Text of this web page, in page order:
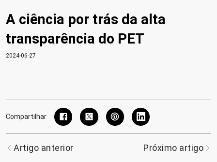
A ciência por trás da alta
transparência do PET
2024-06-27
Compartilhar
Artigo anterior Próximo artigo